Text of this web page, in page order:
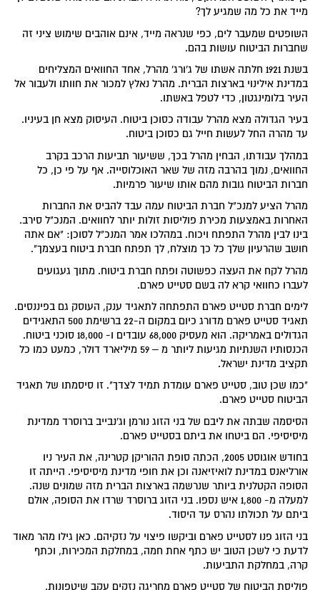
מייד את כל מה שמגיע לך?
השופטים שמעבר לים, כפי שנראה מייד, אינם אוהבים שימוש ציני זה
שחברות הביטוח עושות בהם.
בשנת 1921 חלתה אשתו של ג'ורג' מהרל, אחד החוואים המצליחים
במדינת אילינוי בארצות הברית. מהרל נאלץ למכור את חוותו ולעבור אל
העיר בלומינגטון, כדי לטפל באשתו.
בעיר הגדולה מצא מהרל עבודה כסוכן ביטוח. העיסוק מצא חן בעיניו.
עד מהרה החל לעשות חייל גם כסוכן ביטוח.
במהלך עבודתו, הבחין מהרל בכך, ששיעור תביעות הרכב בקרב
החוואים, נמוך בהרבה מזה של שאר האוכלוסייה. אף על פי כן, כל
חברות הביטוח גובות מהם אותו שיעור פרמיות.
מהרל הציע למנכ"ל חברת הביטוח עמה עבד להביס את החברות
האחרות באמצעות מכירת פוליסות זולות יותר לחוואים. המנכ"ל סירב.
בינו לבין מהרל התפתח ויכוח. במהלכו אמר המנכ"ל לסוכן: "אם אתה
חושב שהרעיון שלך כל כך מוצלח, לך תפתח חברת ביטוח בעצמך".
מהרל לקח את העצה כפשוטה ופתח חברת ביטוח. מתוך געגועים
לעברו כחוואי קרא לה בשם סטייט פארם.
לימים חברת סטייט פארם התפתחה לתאגיד ענק, העוסק גם בפיננסים.
תאגיד סטייט פארם מדורג כיום במקום ה-22 ברשימת 500 התאגידים
הגדולים באמריקה. הוא מעסיק 68,000 עובדים ו- 18,000 סוכני ביטוח.
הכנסותיו השנתיות מגיעות ליותר מ – 59 מיליארד דולר, כמעט כמו כל
תקציב מדינת ישראל.
"כמו שכן טוב, סטייט פארם עומדת תמיד לצדך". זו סיסמתו של תאגיד
הביטוח סטייט פארם.
הסיסמה שבתה את ליבם של בני הזוג נורמן וג'נבייב ברוסרד ממדינת
מיסיסיפי. הם ביטחו את ביתם בסטייט פארם.
בחודש אוגוסט 2005, הכתה סופת ההוריקן קטרינה, את העיר ניו
אורליאנס במדינת לואיזיאנה וכן את חופי מדינת מיסיסיפי. הייתה זו
הסופה הקטלנית ביותר שנרשמה בארצות הברית מזה שמונים שנה.
למעלה מ- 1,800 איש נספו. בני הזוג ברוסרד שרדו את הסופה, אולם
ביתם על תכולתו נהרס עד היסוד.
בני הזוג פנו לסטייט פארם וביקשו פיצוי על נזקיהם. כאן גילו מהר מאוד
לדעת כי לשכן הטוב יש כתף אחת חמה, במחלקת המכירות, וכתף
קרה, במחלקת התביעות.
פוליסת הביטוח של סטייט פארם מחריגה נזקים עקב שיטפונות.